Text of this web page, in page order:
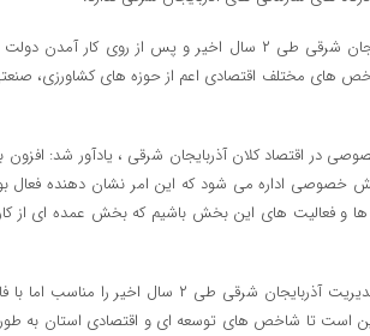
کلامی شرایط اقتصادی آذربایجان شرقی طی ۲ سال اخیر و پس از
های مختلف اقتصادی اعم از حوزه های کشاورزی،
اداره می شود که این امر نشان دهنده فعال
و فعالیت های این بخش باشیم که بخش عمده ای از
کلامی عملکرد تیم اقتصادی مدیریت آذربایجان شرقی
این است تا شاخص های توسعه ای و اقتصادی استان به